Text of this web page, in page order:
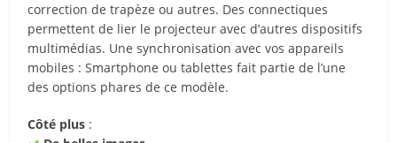
correction de trapèze ou autres. Des connectiques
permettent de lier le projecteur avec d’autres dispositifs
multimédias. Une synchronisation avec vos appareils
mobiles : Smartphone ou tablettes fait partie de l’une
des options phares de ce modèle.
Côté plus :